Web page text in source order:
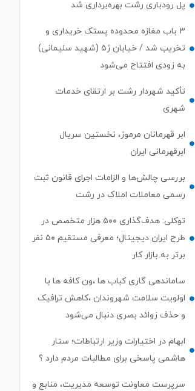
پل رودباری رشت بهره‌برداری شد
۳ باب مغازه محدوده پستک خریداری و
تخریب شد / خیابان ژ۵ (شهید سلیمانی)
به زودی افتتاح می‌شود
تأکید شهردار رشت بر ارتقای خدمات
شهری
ابر قهرمانان مرموز، نخستین سریال
ابرقهرمانی ایران
بررسی چالش‌ها و الزامات اجرای قانون ثبت
رسمی معاملات املاک در رشت
توکلی: هدف‌گذاری ۵۰۰ هزار متخصص در
طرح ایران دیجیتال؛ معرفی مستقیم ۵۰ نفر
برتر به بازار کار
ساماندهی گاری کباب ها ،ون کافه ها با
اولویت سلامت شهروندان ،کاهش ترافیک
و حذف زوائد بصری دنبال می‌شود
ابهام در اختیارات وزیر ارتباطات؛ ستار
هاشمی پاسخی برای مطالبات مردم دارد ؟
سرپرست معاونت توسعه مدیریت، منابع و